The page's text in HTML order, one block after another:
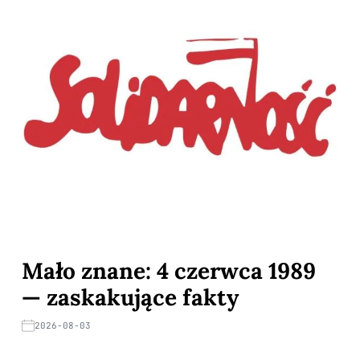
Mało znane: 4 czerwca 1989
— zaskakujące fakty
2026-08-03